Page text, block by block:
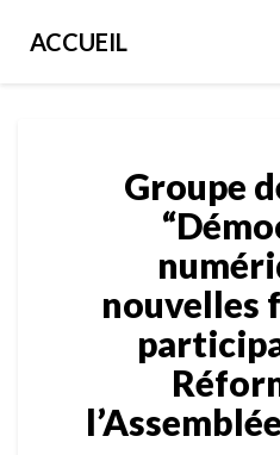
ACCUEIL
–
Groupe
nouvelles